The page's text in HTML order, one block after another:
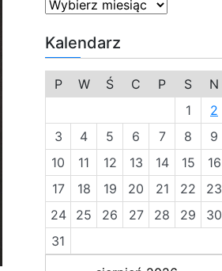
Kalendarz
P W Ś C P S
N
1
2
3
4 5 6 7 8
9
10
11 12 13 14 15
16
17
18 19 20 21 22
23
24
25 26 27 28 29
30
31